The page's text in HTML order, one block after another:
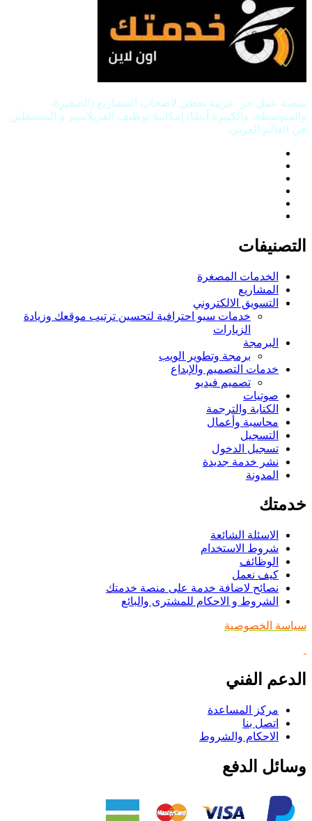
منصة عمل حر عربية تعطي لاصحاب المشاريع (الصغيرة،
والمتوسطة، والكبيرة أيضًا) إمكانية توظيف الفريلانسر و المستقلين
في العالم العربي.
التصنيفات
الخدمات المصغرة
المشاريع
التسويق الالكتروني
خدمات سيو احترافية لتحسين ترتيب موقعك وزيادة
الزيارات
البرمجة
برمجة وتطوير الويب
خدمات التصميم والإبداع
تصميم فيديو
صوتيات
الكتابة والترجمة
محاسبة وأعمال
التسجيل
تسجيل الدخول
نشر خدمة جديدة
المدونة
خدمتك
الاسئلة الشائعة
شروط الاستخدام
الوظائف
كيف نعمل
نصائح لاضافة خدمة على منصة خدمتك
الشروط و الاحكام للمشترى والبائع
سياسة الخصوصية
الدعم الفني
مركز المساعدة
اتصل بنا
الاحكام والشروط
وسائل الدفع